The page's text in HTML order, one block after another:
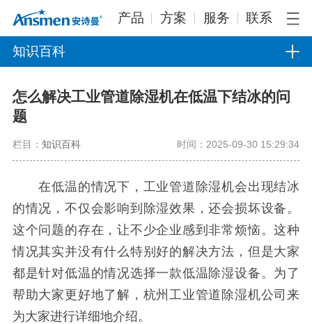
产品 方案 服务 联系
知识百科
怎么解决工业管道除湿机在低温下结冰的问
题
栏目： 知识百科 时间：2025-09-30 15:29:34
在低温的情况下，工业管道除湿机会出现结冰
的情况，不仅会影响到除湿效果，还会损坏设备。
这个问题的存在，让不少企业感到非常烦恼。这种
情况其实并没有什么特别好的解决方法，但是大家
都是针对低温的情况选择一款低温除湿设备。为了
帮助大家更好地了解，杭州工业管道除湿机公司来
为大家进行详细地介绍。